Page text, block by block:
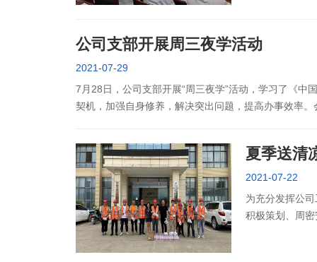
公司支部开展周三夜学活动
2021-07-29
7月28日，公司支部开展“周三夜学”活动，学习了《
契机，加强自身修养，解决突出问题，提高办事效率
夏季送清
2021-07-22
为充分发挥公
积极策划、周密